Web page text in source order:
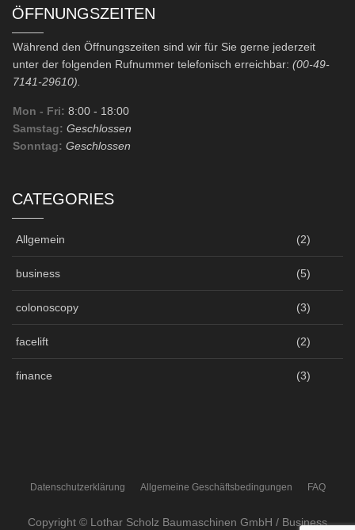
ÖFFNUNGSZEITEN
Während den Öffnungszeiten sind wir für Sie gerne jederzeit
unter der folgenden Rufnummer telefonisch erreichbar: (00-49-
7141-29610).
Mon - Fri: 8:00 - 18:00
Samstag: Geschlossen
Sonntag: Geschlossen
CATEGORIES
Allgemein (2)
business (5)
colonoscopy (3)
facelift (2)
finance (3)
Datenschutzerklärung Allgemeine Geschäftsbedingungen FAQ
Copyright © Lothar Scholz Baumaschinen GmbH / Business